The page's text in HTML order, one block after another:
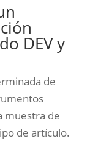
DEV y
de
muestra de
de artículo.